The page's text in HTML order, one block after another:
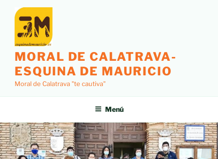
MORAL DE CALATRAVA-
ESQUINA DE MAURICIO
Moral de Calatrava "te cautiva"
Menú